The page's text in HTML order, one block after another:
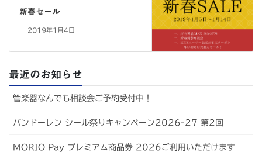
新春セール
2019年1月4日
最近のお知らせ
管楽器なんでも相談会ご予約受付中！
バンドーレン シール祭りキャンペーン2026-27 第2回
MORIO Pay プレミアム商品券 2026ご利用いただけます